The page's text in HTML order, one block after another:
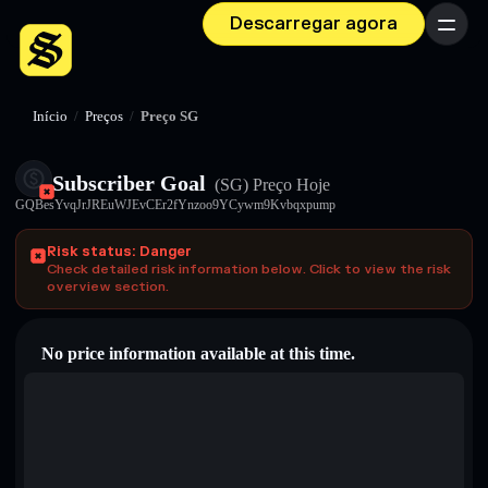
Descarregar agora Menu
Início / Preços / Preço SG
Subscriber Goal (SG) Preço Hoje
GQBesYvqJrJREuWJEvCEr2fYnzoo9YCywm9Kvbqxpump
Risk status: Danger
Check detailed risk information below. Click to view the risk
overview section.
No price information available at this time.